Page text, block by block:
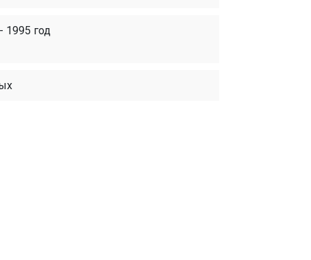
1995 год